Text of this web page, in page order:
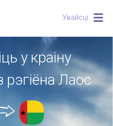
Увайсці
у краіну
рэгіёна Лаос